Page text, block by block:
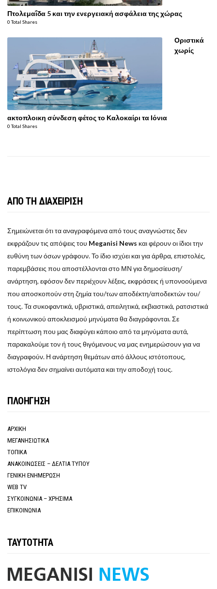
Πτολεμαΐδα 5 και την ενεργειακή ασφάλεια της χώρας
0 Total Shares
Οριστικά
χωρίς
ακτοπλοικη σύνδεση φέτος το Καλοκαίρι τα Ιόνια
0 Total Shares
ΑΠΟ ΤΗ ΔΙΑΧΕΙΡΙΣΗ
Σημειώνεται ότι τα αναγραφόμενα από τους αναγνώστες δεν
εκφράζουν τις απόψεις του Meganisi News και φέρουν οι ίδιοι την
ευθύνη των όσων γράφουν. Το ίδιο ισχύει και για άρθρα, επιστολές,
παρεμβάσεις που αποστέλλονται στο ΜΝ για δημοσίευση/
ανάρτηση, εφόσον δεν περιέχουν λέξεις, εκφράσεις ή υπονοούμενα
που αποσκοπούν στη ζημία του/των αποδέκτη/αποδεκτών του/
τους. Τα συκοφαντικά, υβριστικά, απειλητικά, εκβιαστικά, ρατσιστικά
ή κοινωνικού αποκλεισμού μηνύματα θα διαγράφονται. Σε
περίπτωση που μας διαφύγει κάποιο από τα μηνύματα αυτά,
παρακαλούμε τον ή τους θιγόμενους να μας ενημερώσουν για να
διαγραφούν. Η ανάρτηση θεμάτων από άλλους ιστότοπους,
ιστολόγια δεν σημαίνει αυτόματα και την αποδοχή τους.
ΠΛΟΗΓΗΣΗ
ΑΡΧΙΚΗ
ΜΕΓΑΝΗΣΙΩΤΙΚΑ
ΤΟΠΙΚΑ
ΑΝΑΚΟΙΝΩΣΕΙΣ – ΔΕΛΤΙΑ ΤΥΠΟΥ
ΓΕΝΙΚΗ ΕΝΗΜΕΡΩΣΗ
WEB TV
ΣΥΓΚΟΙΝΩΝΙΑ – ΧΡΗΣΙΜΑ
ΕΠΙΚΟΙΝΩΝΙΑ
ΤΑΥΤΟΤΗΤΑ